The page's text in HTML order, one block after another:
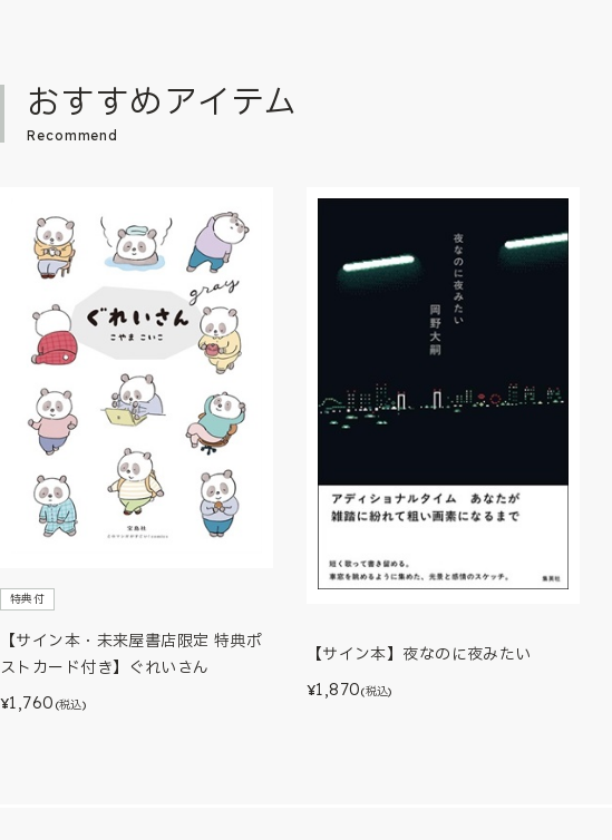
おすすめアイテム
Recommend
特典付
【サイン本・未来屋書店限定 特典ポ
ストカード付き】ぐれいさん
¥1,760 (税込)
【サイン本】夜なのに夜みたい
¥1,870(税込)